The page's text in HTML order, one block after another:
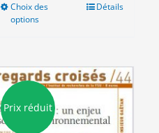
Choix des
options
variations.
Les
peuvent
Détails
Prix réduit